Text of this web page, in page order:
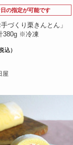
の指定が可能です
づくり栗きんとん」
380g ※冷凍
込）
屋